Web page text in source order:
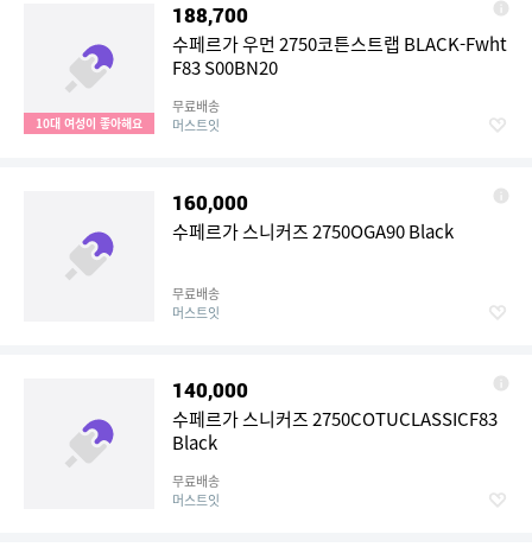
10대 여성이 좋아해요
188,700
수페르가 우먼 2750코튼스트랩 BLACK-Fwht
F83 S00BN20
무료배송
머스트잇
160,000
수페르가 스니커즈 2750OGA90 Black
무료배송
머스트잇
140,000
수페르가 스니커즈 2750COTUCLASSICF83
Black
무료배송
머스트잇